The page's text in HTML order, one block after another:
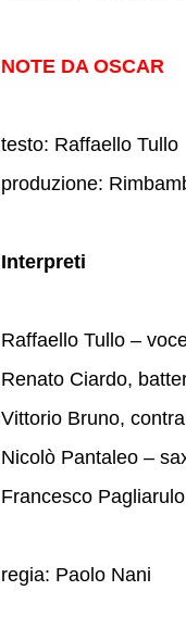
NOTE DA OSCAR
testo: Raffaello Tullo
produzione:
Interpreti
Raffaello Tullo –
Renato Ciardo,
Vittorio Bruno,
Nicolò Pantaleo –
Francesco
regia: Paolo Nani